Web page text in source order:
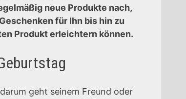
neue Produkte nach,
für Ihn bis hin zu
Produkt erleichtern können.
geht seinem Freund oder